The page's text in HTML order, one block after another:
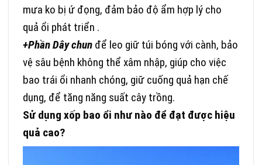
mưa ko bị ứ đọng, đảm bảo độ ẩm hợp lý cho
quả ổi phát triển .
+Phần Dây chun để leo giữ túi bóng với cành, bảo
vệ sâu bệnh không thể xâm nhập, giúp cho việc
bao trái ổi nhanh chóng, giữ cuống quả hạn chế
dụng, để tăng năng suất cây trồng.
Sử dụng xốp bao ổi như nào để đạt được hiệu
quả cao?